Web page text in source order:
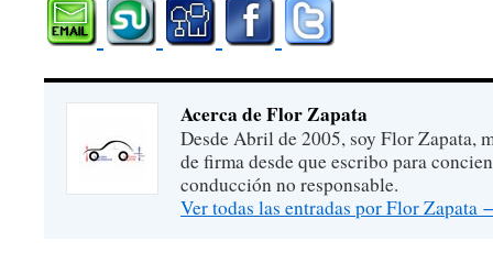
Acerca de Flor Zapata
Desde Abril de 2005, soy Flor Zapata,
de firma desde que escribo para
conducción no responsable.
Ver todas las entradas por Flor Zapata